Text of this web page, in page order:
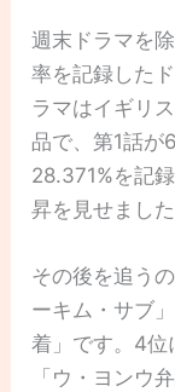
週末ドラマを
率を記録した
ラマはイギリ
品で、第1話が
28.371%を記
昇を見せました
その後を追う
ーキム・サブ
着」です。4位
「ウ・ヨンウ